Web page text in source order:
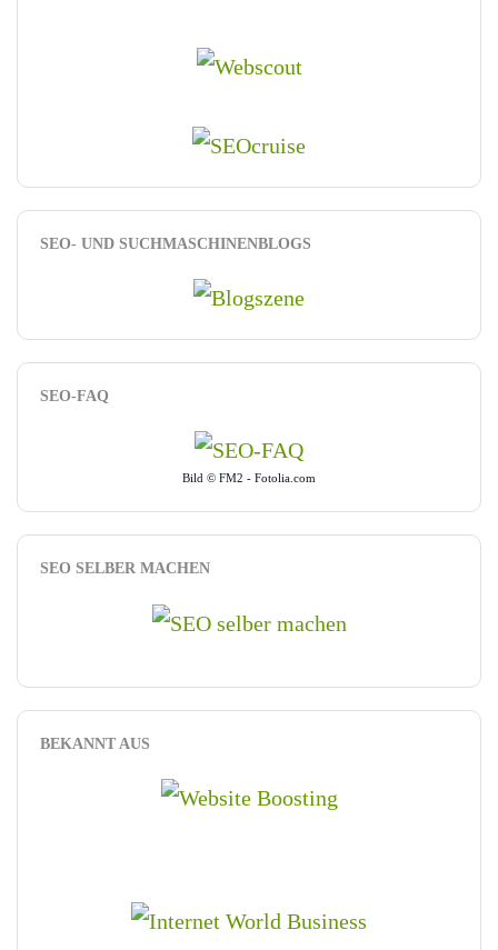
SEO- UND SUCHMASCHINENBLOGS
SEO-FAQ
Bild © FM2 - Fotolia.com
SEO SELBER MACHEN
BEKANNT AUS